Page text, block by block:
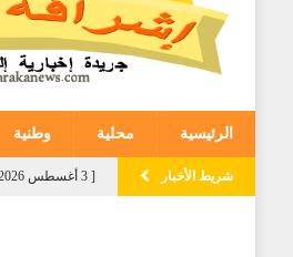
الرئيسية محلية وطنية
شريط الأخبار [ 3 أغسطس 2026 ]